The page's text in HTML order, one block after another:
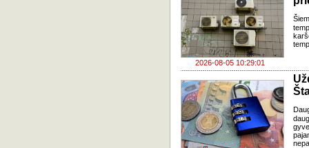
2026-08-05 10:29:01